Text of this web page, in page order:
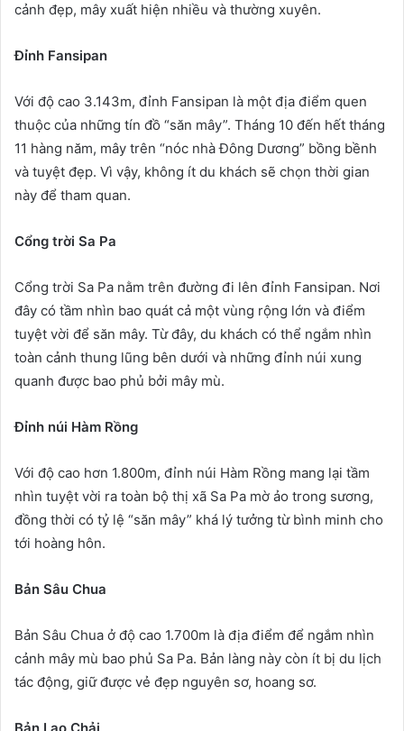
cảnh đẹp, mây xuất hiện nhiều và thường xuyên.
Đỉnh Fansipan
Với độ cao 3.143m, đỉnh Fansipan là một địa điểm quen
thuộc của những tín đồ “săn mây”. Tháng 10 đến hết tháng
11 hàng năm, mây trên “nóc nhà Đông Dương” bồng bềnh
và tuyệt đẹp. Vì vậy, không ít du khách sẽ chọn thời gian
này để tham quan.
Cổng trời Sa Pa
Cổng trời Sa Pa nằm trên đường đi lên đỉnh Fansipan. Nơi
đây có tầm nhìn bao quát cả một vùng rộng lớn và điểm
tuyệt vời để săn mây. Từ đây, du khách có thể ngắm nhìn
toàn cảnh thung lũng bên dưới và những đỉnh núi xung
quanh được bao phủ bởi mây mù.
Đỉnh núi Hàm Rồng
Với độ cao hơn 1.800m, đỉnh núi Hàm Rồng mang lại tầm
nhìn tuyệt vời ra toàn bộ thị xã Sa Pa mờ ảo trong sương,
đồng thời có tỷ lệ “săn mây” khá lý tưởng từ bình minh cho
tới hoàng hôn.
Bản Sâu Chua
Bản Sâu Chua ở độ cao 1.700m là địa điểm để ngắm nhìn
cảnh mây mù bao phủ Sa Pa. Bản làng này còn ít bị du lịch
tác động, giữ được vẻ đẹp nguyên sơ, hoang sơ.